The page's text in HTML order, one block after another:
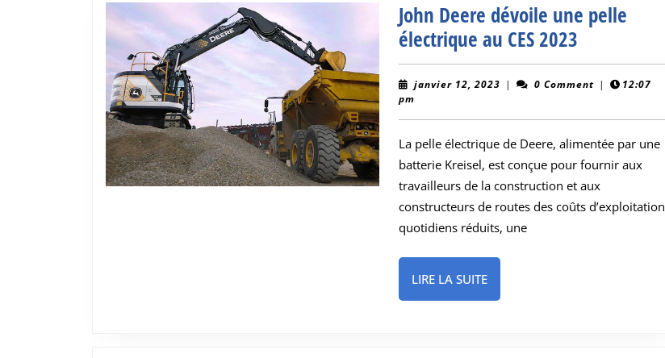
John Deere dévoile une pelle
électrique au CES 2023
Deere
dévoile
pelle
électrique
au
CES
janvier 12, 2023 janvier
| 0 Comment |
12:07
pm
La pelle électrique de Deere, alimentée par une
batterie Kreisel, est conçue pour fournir aux
travailleurs de la construction et aux
constructeurs de routes des coûts d’exploitation
quotidiens réduits, une
LIRE LA SUITELIRE
LA